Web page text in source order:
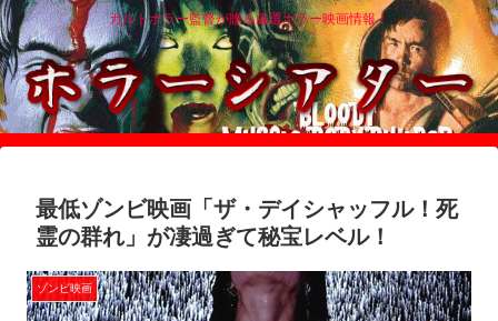
カルトホラー監督が贈る厳選ホラー映画情報！
最低ゾンビ映画「ザ・デイシャッフル！死
霊の群れ」が凄過ぎて秘宝レベル！
ゾンビ映画